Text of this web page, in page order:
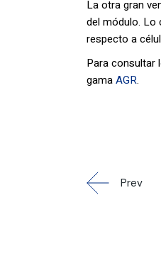
La otra gran
del módulo. Lo
respecto a
Para consultar
gamaAGR.
Prev